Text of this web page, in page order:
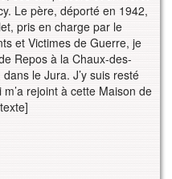
Le père, déporté en 1942,
pris en charge par le
et Victimes de Guerre, je
Repos à la Chaux-des-
le Jura. J’y suis resté
rejoint à cette Maison de